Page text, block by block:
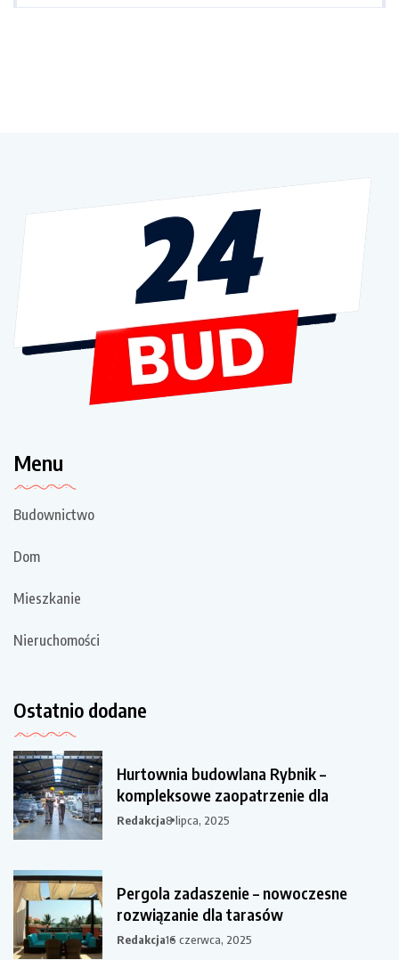
Menu
Budownictwo
Dom
Mieszkanie
Nieruchomości
Ostatnio dodane
Hurtownia budowlana Rybnik –
kompleksowe zaopatrzenie dla
Redakcja8 lipca, 2025
Pergola zadaszenie – nowoczesne
rozwiązanie dla tarasów
Redakcja16 czerwca, 2025